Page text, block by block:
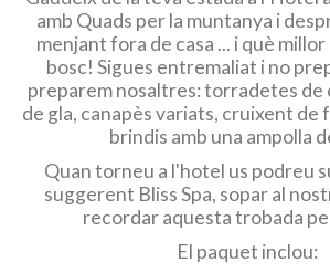
amb Quads per la muntanya i
menjant fora de casa ... i què
bosc! Sigues entremaliat i no
preparem nosaltres: torradetes de
de gla, canapès variats, cruixent de
brindis amb una ampolla
Quan torneu a l'hotel us podreu
suggerent Bliss Spa, sopar al
recordar aquesta trobada
El paquet inclou: